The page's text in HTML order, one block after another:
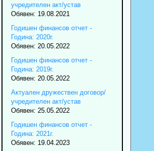
учредителен акт/устав
Обявен: 19.08.2021
Годишен финансов отчет -
Година: 2020г.
Обявен: 20.05.2022
Годишен финансов отчет -
Година: 2019г.
Обявен: 20.05.2022
Актуален дружествен договор/
учредителен акт/устав
Обявен: 25.05.2022
Годишен финансов отчет -
Година: 2021г.
Обявен: 19.04.2023